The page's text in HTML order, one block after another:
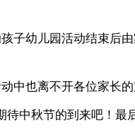
子幼儿园活动结束后
中也离不开各位家长的
待中秋节的到来吧！最